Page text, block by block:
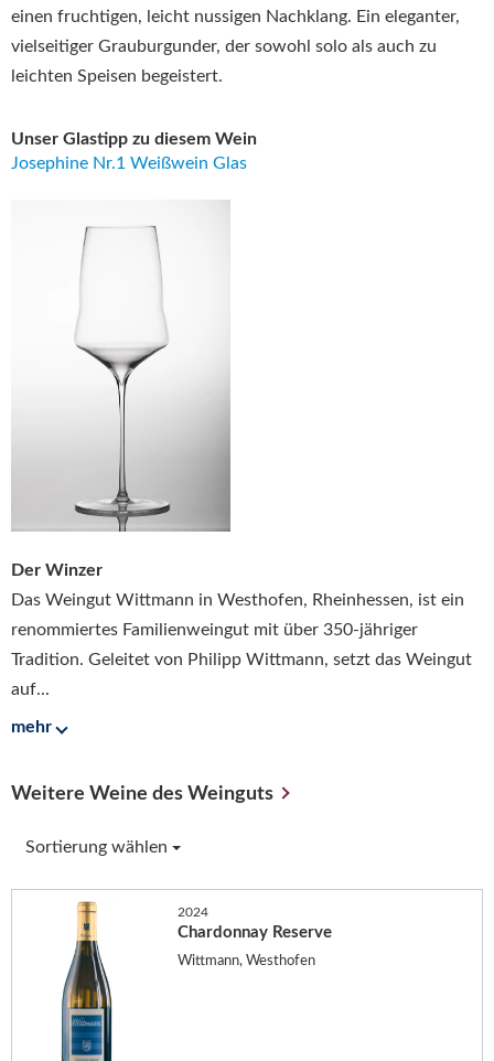
einen fruchtigen, leicht nussigen Nachklang. Ein eleganter,
vielseitiger Grauburgunder, der sowohl solo als auch zu
leichten Speisen begeistert.
Unser Glastipp zu diesem Wein
Josephine Nr.1 Weißwein Glas
Der Winzer
Das Weingut Wittmann in Westhofen, Rheinhessen, ist ein
renommiertes Familienweingut mit über 350-jähriger
Tradition. Geleitet von Philipp Wittmann, setzt das Weingut
auf...
mehr
Weitere Weine des Weinguts
Sortierung wählen
2024
Chardonnay Reserve
Wittmann, Westhofen